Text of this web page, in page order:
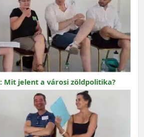
Mit jelent a városi zöldpolitika?